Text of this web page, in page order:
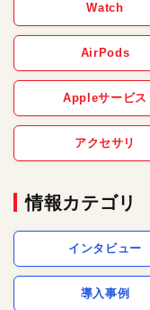
Watch
AirPods
Appleサービス
アクセサリ
情報カテゴリ
インタビュー
導入事例